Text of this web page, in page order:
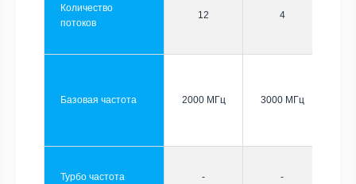
Количество
потоков
12 4
Базовая частота 2000 МГц 3000 МГц
Турбо частота - -